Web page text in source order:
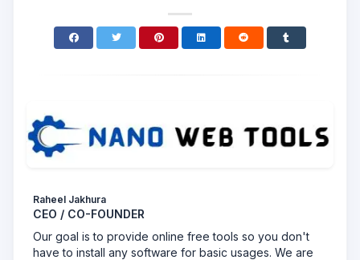
Raheel Jakhura
CEO / CO-FOUNDER
Our goal is to provide online free tools so you don't
have to install any software for basic usages. We are